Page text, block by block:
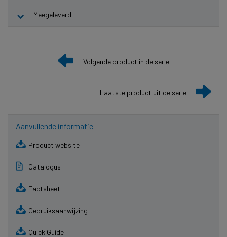
Meegeleverd
Volgende product in de serie
Laatste product uit de serie
Aanvullende informatie
Product website
Catalogus
Factsheet
Gebruiksaanwijzing
Quick Guide